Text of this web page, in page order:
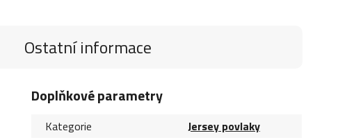
Ostatní informace
Doplňkové parametry
Kategorie
Jersey povlaky